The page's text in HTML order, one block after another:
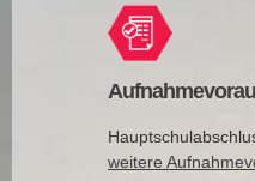
weitere